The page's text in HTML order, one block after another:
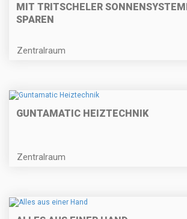
MIT TRITSCHELER
SPAREN
Zentralraum
GUNTAMATIC HEIZTECHNIK
Zentralraum